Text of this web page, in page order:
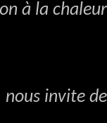
à la
invite de